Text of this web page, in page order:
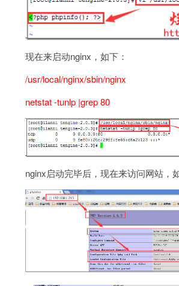
现在来启动nginx，如下：
/usr/local/nginx/sbin/nginx
netstat -tunlp |grep 80
nginx启动完毕后，现在来访问网站，